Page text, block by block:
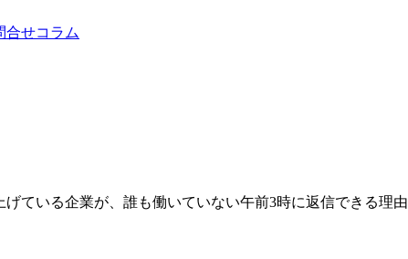
合せコラム
げている企業が、誰も働いていない午前3時に返信できる理由